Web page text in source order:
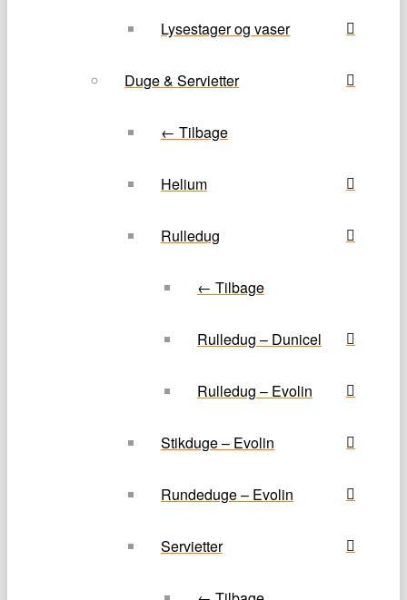
Lysestager og vaser
Duge & Servietter
← Tilbage
Helium
Rulledug
← Tilbage
Rulledug – Dunicel
Rulledug – Evolin
Stikduge – Evolin
Rundeduge – Evolin
Servietter